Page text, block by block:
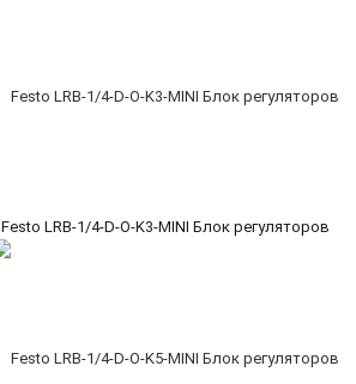
Festo LRB-1/4-D-O-K3-MINI Блок регуляторов